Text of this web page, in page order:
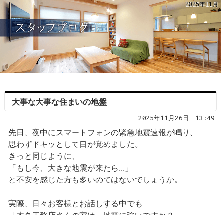
2025年11月
大事な大事な住まいの地盤
2025年11月26日｜13:49
先日、夜中にスマートフォンの緊急地震速報が鳴り、
思わずドキッとして目が覚めました。
きっと同じように、
「もし今、大きな地震が来たら...」
と不安を感じた方も多いのではないでしょうか。
実際、日々お客様とお話しする中でも